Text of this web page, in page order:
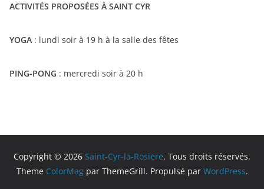
ACTIVITÉS PROPOSÉES À SAINT CYR
YOGA : lundi soir à 19 h à la salle des fêtes
PING-PONG : mercredi soir à 20 h
Copyright © 2026 Saint-Cyr-la-Rosiere. Tous droits réservés.
Theme ColorMagpar ThemeGrill. Propulsé par WordPress.